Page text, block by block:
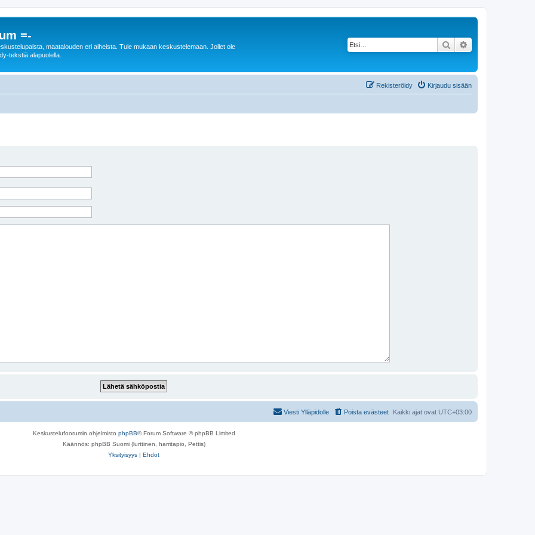
=-
maatalouden eri aiheista. Tule mukaan keskustelemaan. Jollet ole
tekstiä alapuolella.
Etsi
Kirjaudu sisään
Rekisteröidy
Kaikki ajat ovat UTC+03:00
Poista evästeet
Viesti Ylläpidolle
Keskustelufoorumin ohjelmisto phpBB® Forum Software © phpBB Limited
Käännös: phpBB Suomi (lurttinen, harritapio, Pettis)
Yksityisyys | Ehdot